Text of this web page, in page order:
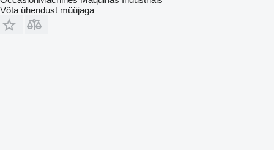
Võta ühendust müüjaga